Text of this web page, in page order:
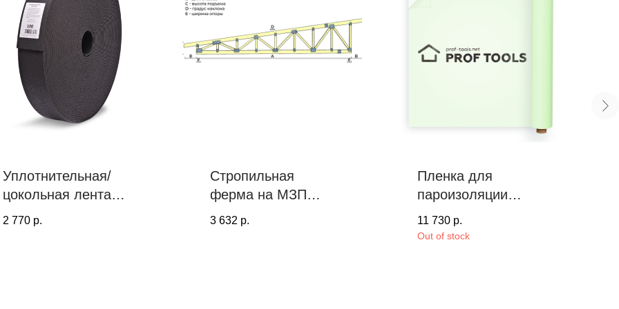
Уплотнительная/
цокольная лента
PROF TOOLS, 6
2 770 р.
Стропильная
ферма на МЗП
односкатная, 8
3 632 р.
Пленка для
пароизоляции
PROF TOOLS, 150
m²
11 730 р.
Out of stock